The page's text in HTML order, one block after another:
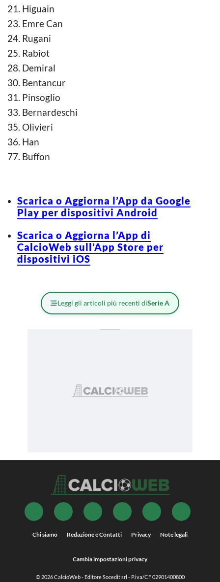
21. Higuain
23. Emre Can
24. Rugani
25. Rabiot
28. Demiral
30. Bentancur
31. Pinsoglio
33. Bernardeschi
35. Olivieri
36. Han
77. Buffon
Scarica o Aggiorna l’App da Google
Play per dispositivi Android
Scarica o Aggiorna l’App di
CalcioWeb sull’App Store per
dispositivi iOS
Leggi gli articoli più recenti diSerie A
Chi siamo Redazione e Contatti Privacy Note legali
Cambia impostazioni privacy
© 2026CalcioWeb- Editore Socedit srl - P.iva/CF 02901400800